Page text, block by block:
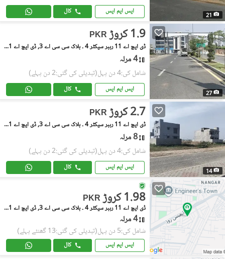
21 ایس ایم ایس کال
27
PKR 1.9 کروڑ
ڈی ایچ اے 11 رہبر سیکٹر 4 ۔ بلاک سی سی اے 3, ڈی ایچ اے 11 رہبر سیکٹر 4
4 مرلہ
شامل کی:4 دن پہل (تبدیلی کی گئی:2 دن پہلے)
ایس ایم ایس کال
14
PKR 2.7 کروڑ
ڈی ایچ اے 11 رہبر سیکٹر 4 ۔ بلاک سی سی اے 3, ڈی ایچ اے 11 رہبر سیکٹر 4
8 مرلہ
شامل کی:4 دن پہل (تبدیلی کی گئی:2 دن پہلے)
ایس ایم ایس کال
PKR 1.98 کروڑ
ڈی ایچ اے 11 رہبر سیکٹر 4 ۔ بلاک سی سی اے 3, ڈی ایچ اے 11 رہبر سیکٹر 4
4 مرلہ
شامل کی:5 دن پہل (تبدیلی کی گئی:13 گھنٹے پہلے)
ایس ایم ایس کال